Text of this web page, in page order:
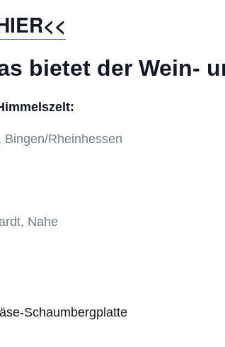
bietet der Wein-
Rheinhessen
Nahe
Schaumbergplatte